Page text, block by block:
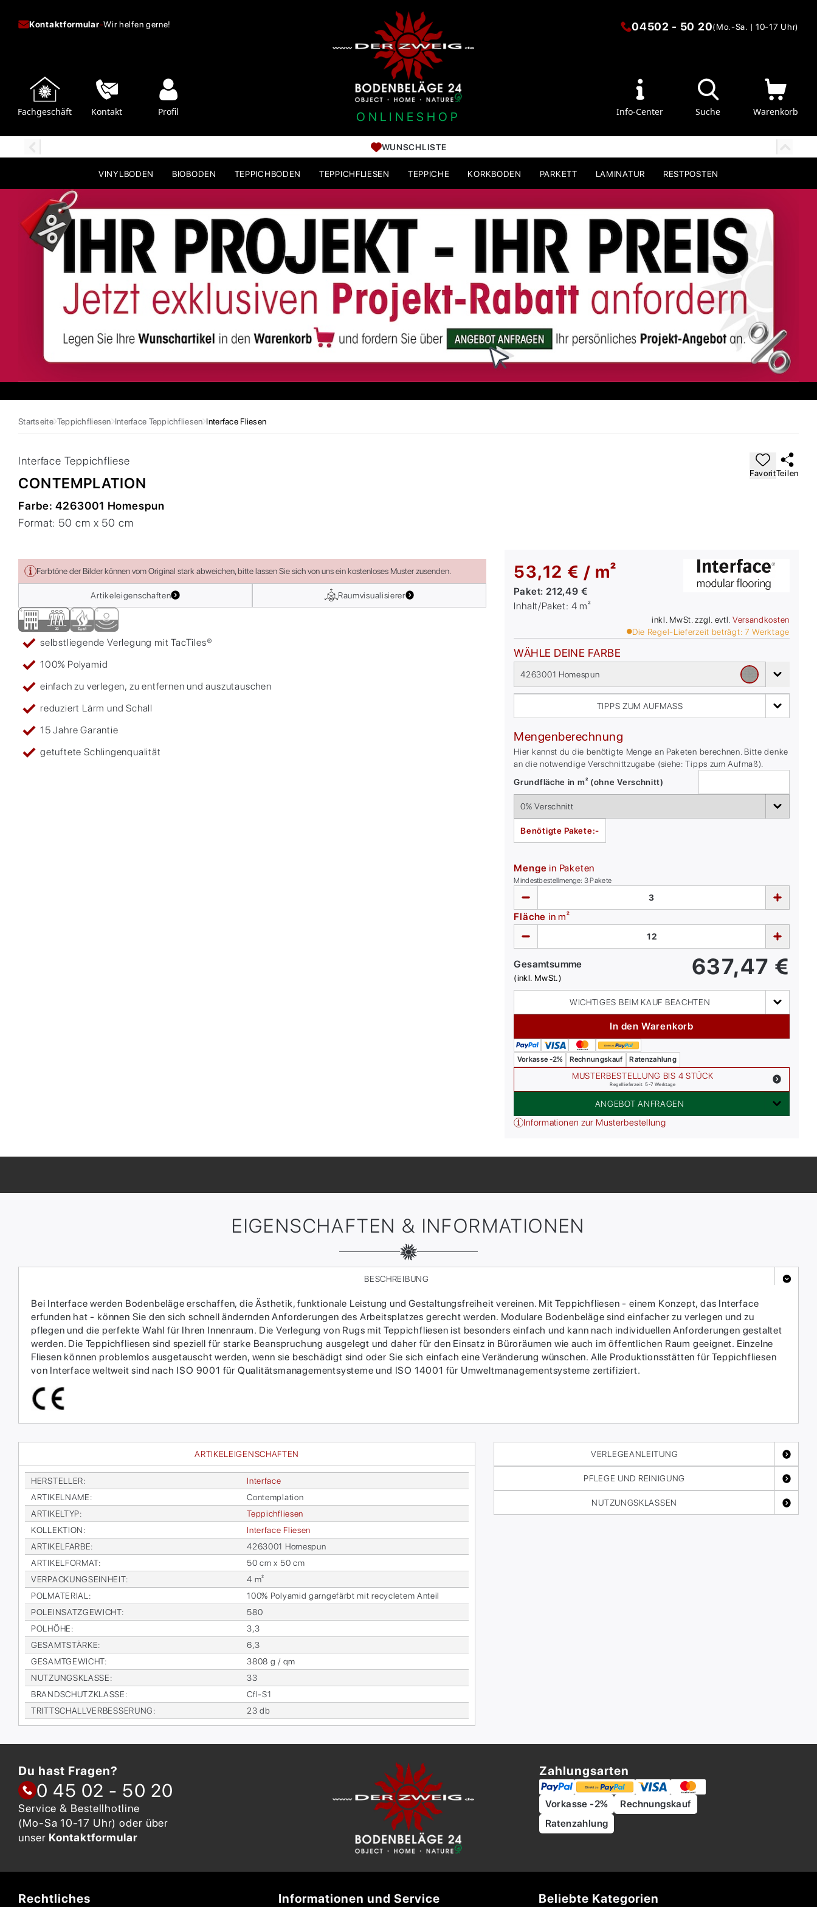
Kontaktformular-Wir helfen gerne!
Fachgeschäft Kontakt Profil ONLINESHOP
04502 - 50 20(Mo.-Sa. | 10-17 Uhr)
Info-Center Suche Warenkorb
WUNSCHLISTE
VINYLBODEN BIOBODEN TEPPICHBODEN TEPPICHFLIESEN TEPPICHE KORKBODEN PARKETT LAMINATUR RESTPOSTEN
Startseite Teppichfliesen Interface Teppichfliesen Interface Fliesen
Interface Teppichfliese
CONTEMPLATION
Farbe:4263001 Homespun
Format: 50 cm x 50 cm
FavoritTeilen
Farbtöne der Bilder können vom Original stark abweichen, bitte lassen Sie sich von uns ein kostenloses Muster zusenden.
Artikeleigenschaften Raumvisualisierer
selbstliegende Verlegung mit TacTiles®
100% Polyamid
einfach zu verlegen, zu entfernen und auszutauschen
reduziert Lärm und Schall
15 Jahre Garantie
getuftete Schlingenqualität
53,12 € / m²
Paket: 212,49 €
Inhalt/Paket: 4 m²
inkl. MwSt. zzgl. evtl. Versandkosten
Die Regel-Lieferzeit beträgt: 7 Werktage
WÄHLE DEINE FARBE
4263001 Homespun
TIPPS ZUM AUFMASS
Mengenberechnung
Hier kannst du die benötigte Menge an Paketen berechnen. Bitte denke
an die notwendige Verschnittzugabe (siehe: Tipps zum Aufmaß).
Grundfläche in m² (ohne Verschnitt)
Benötigte Pakete:-
Menge in Paketen
Mindestbestellmenge: 3Pakete
Fläche in m²
Gesamtsumme
(inkl. MwSt.) 637,47 €
WICHTIGES BEIM KAUF BEACHTEN
In den Warenkorb
Vorkasse -2% Rechnungskauf Ratenzahlung
MUSTERBESTELLUNG BIS 4 STÜCK
Regellieferzeit: 5-7 Werktage
ANGEBOT ANFRAGEN
Informationen zur Musterbestellung
EIGENSCHAFTEN & INFORMATIONEN
ARTIKELEIGENSCHAFTEN
HER­STEL­LER:
In­ter­face
AR­TI­KEL­NA­ME:
Con­tem­pla­ti­on
AR­TI­KEL­TYP:
Tep­pich­flie­sen
KOL­LEK­TI­ON:
In­ter­face Flie­sen
AR­TI­KEL­FAR­BE:
4263001 Ho­mes­pun
AR­TI­KEL­FOR­MAT:
50 cm x 50 cm
VER­PA­CKUNGS­EIN­HEIT:
4 m²
POL­MA­TE­RI­AL:
100% Po­ly­amid garn­ge­färbt mit re­cy­cle­tem An­teil
POL­EIN­SATZ­GE­WICHT:
580
POL­HÖ­HE:
3,3
GE­SAMT­STÄR­KE:
6,3
GE­SAMT­GE­WICHT:
3808 g / qm
NUT­ZUNGS­KLAS­SE:
33
BRAND­SCHUTZ­KLAS­SE:
Cfl-S1
TRITT­SCHALL­VER­BES­SE­RUNG: 23 db
BESCHREIBUNG
Bei Interface werden Bodenbeläge erschaffen, die Ästhetik, funktionale Leistung und Gestaltungsfreiheit vereinen. Mit Teppichfliesen - einem Konzept, das Interface
erfunden hat - können Sie den sich schnell ändernden Anforderungen des Arbeitsplatzes gerecht werden. Modulare Bodenbeläge sind einfacher zu verlegen und zu
pflegen und die perfekte Wahl für Ihren Innenraum.​ Die Verlegung von Rugs mit Teppichfliesen ist besonders einfach und kann nach individuellen Anforderungen gestaltet
werden.​ Die Teppichfliesen sind speziell für starke Beanspruchung ausgelegt und daher für den Einsatz in Büroräumen wie auch im öffentlichen Raum geeignet. Einzelne
Fliesen können problemlos ausgetauscht werden, wenn sie beschädigt sind oder Sie sich einfach eine Veränderung wünschen. Alle Produktionsstätten für Teppichfliesen
von Interface weltweit sind nach ISO 9001 für Qualitätsmanagementsysteme und ISO 14001 für Umweltmanagementsysteme zertifiziert.
VERLEGEANLEITUNG
PFLEGE UND REINIGUNG
NUTZUNGSKLASSEN
Du hast Fragen?
0 45 02 - 50 20
Service & Bestellhotline
(Mo-Sa 10-17 Uhr) oder über
unser Kontaktformular
Zahlungsarten
Vorkasse -2%
Rechnungskauf
Ratenzahlung
Rechtliches Informationen und Service Beliebte Kategorien